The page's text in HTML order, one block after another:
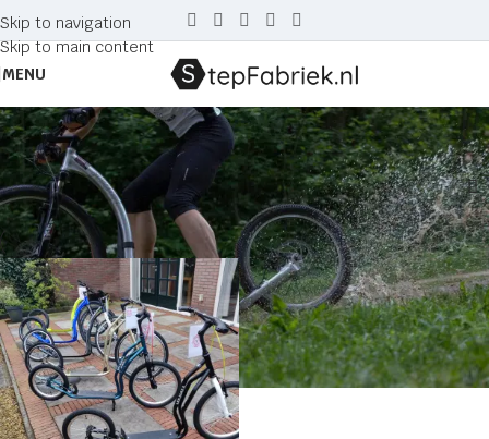
Skip to navigation
Skip to main content
MENU
voorraad
Home Producten getagged “voorraad”